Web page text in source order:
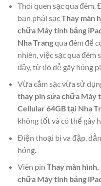
Thói quen sạc qua đêm.
bạn phải sạcThay màn
chữa Máy tính bảng
Nha Trangqua đêm để
nhiên, việc sạc qua đêm
đầy, từ đó dễ gây hỏng
Vừa cắm sạc vừa sử
thay pin sửa chữa Máy
Cellular 64GB tại Nha
không tốt và có thể gây
Điện thoại bi va đập,
hỏng.
Viên pin Thay màn
chữa Máy tính bảng